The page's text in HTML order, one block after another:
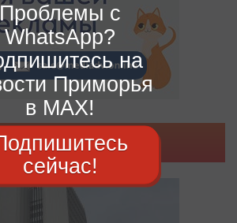
Проблемы с
WhatsApp?
на
Приморья
в MAX!
сейчас!